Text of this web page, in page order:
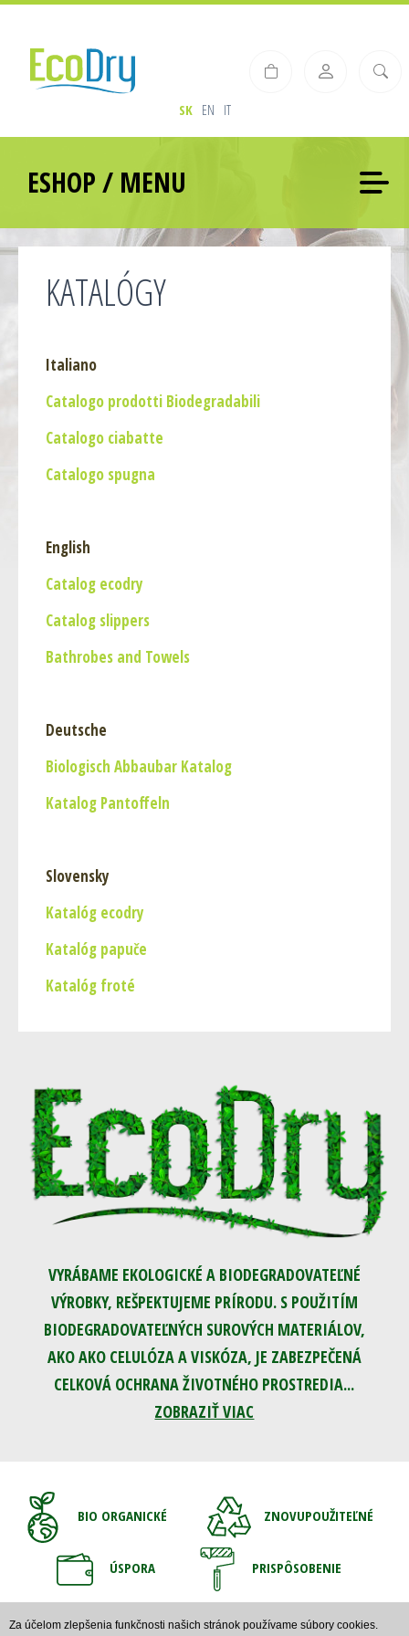
SK EN IT
ESHOP / MENU
KATALÓGY
Italiano
Catalogo prodotti Biodegradabili
Catalogo ciabatte
Catalogo spugna
English
Catalog ecodry
Catalog slippers
Bathrobes and Towels
Deutsche
Biologisch Abbaubar Katalog
Katalog Pantoffeln
Slovensky
Katalóg ecodry
Katalóg papuče
Katalóg froté
VYRÁBAME EKOLOGICKÉ A BIODEGRADOVATEĽNÉ
VÝROBKY, REŠPEKTUJEME PRÍRODU. S POUŽITÍM
BIODEGRADOVATEĽNÝCH SUROVÝCH MATERIÁLOV,
AKO AKO CELULÓZA A VISKÓZA, JE ZABEZPEČENÁ
CELKOVÁ OCHRANA ŽIVOTNÉHO PROSTREDIA...
ZOBRAZIŤ VIAC
BIO ORGANICKÉ ZNOVUPOUŽITEĽNÉ
ÚSPORA PRISPÔSOBENIE
Za účelom zlepšenia funkčnosti našich stránok používame súbory cookies.